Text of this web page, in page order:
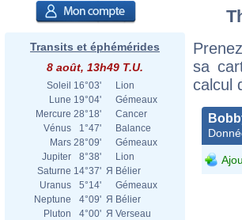
Transits et éphémérides
8 août, 13h49 T.U.
Soleil 16°03'
Lion
Lune 19°04'
Gémeaux
Mercure 28°18'
Cancer
Vénus
1°47'
Balance
Mars 28°09'
Gémeaux
Jupiter
8°38'
Lion
Saturne 14°37' Я Bélier
Uranus
5°14'
Gémeaux
Neptune
4°09' Я Bélier
Pluton
4°00' Я Verseau
sa
calcul